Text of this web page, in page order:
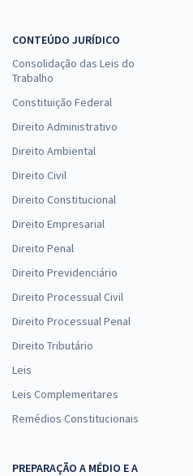
CONTEÚDO JURÍDICO
Consolidação das Leis do
Trabalho
Constituição Federal
Direito Administrativo
Direito Ambiental
Direito Civil
Direito Constitucional
Direito Empresarial
Direito Penal
Direito Previdenciário
Direito Processual Civil
Direito Processual Penal
Direito Tributário
Leis
Leis Complementares
Remédios Constitucionais
PREPARAÇÃO A MÉDIO E A